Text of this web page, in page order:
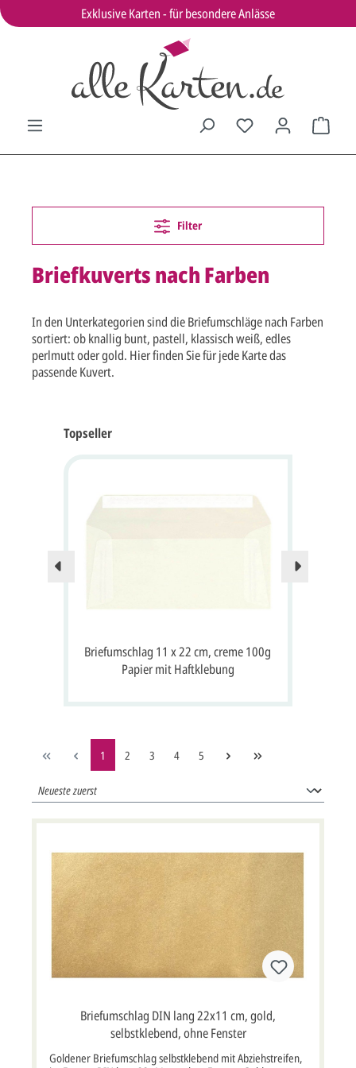
Exklusive Karten - für besondere Anlässe
Filter
Briefkuverts nach Farben
In den Unterkategorien sind die Briefumschläge nach Farben
sortiert: ob knallig bunt, pastell, klassisch weiß, edles
perlmutt oder gold. Hier finden Sie für jede Karte das
passende Kuvert.
Topseller
Briefumschlag 11 x 22 cm, creme 100g
Papier mit Haftklebung
1 2 3 4 5
Briefumschlag DIN lang 22x11 cm, gold,
selbstklebend, ohne Fenster
Goldener Briefumschlag selbstklebend mit Abziehstreifen,